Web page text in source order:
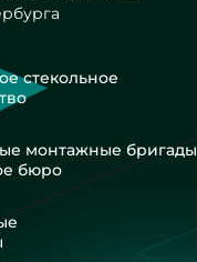
стекольное
монтажные бригады
бюро